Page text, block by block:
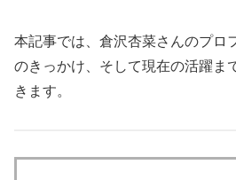
本記事では、倉沢杏菜さんのプロ
のきっかけ、そして現在の活躍ま
きます。